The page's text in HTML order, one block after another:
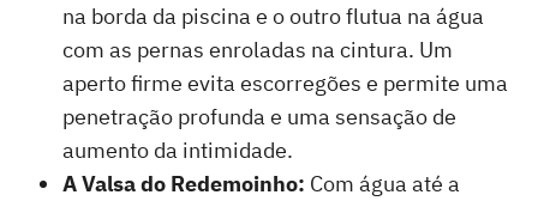
na borda da piscina e o outro flutua na água
com as pernas enroladas na cintura. Um
aperto firme evita escorregões e permite uma
penetração profunda e uma sensação de
aumento da intimidade.
A Valsa do Redemoinho: Com água até a